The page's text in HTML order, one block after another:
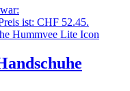
ist: CHF 52.45.